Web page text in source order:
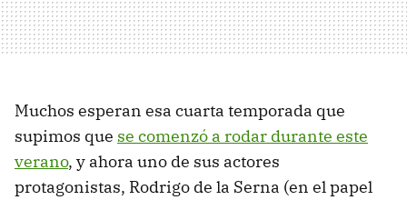
Muchos esperan esa cuarta temporada que
supimos que se comenzó a rodar durante este
verano, y ahora uno de sus actores
protagonistas, Rodrigo de la Serna (en el papel